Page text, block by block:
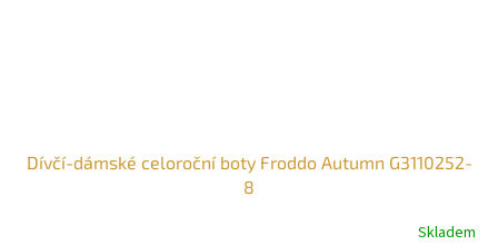
Dívčí-dámské celoroční boty Froddo Autumn G3110252-
8
Skladem